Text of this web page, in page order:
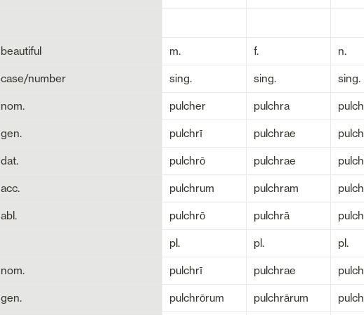
beautiful m. f. n.
case/number sing. sing. sing.
nom. pulcher pulchra
gen. pulchrī pulchrae
dat. pulchrō pulchrae
acc. pulchrum pulchram
abl. pulchrō pulchrā
pl. pl. pl.
nom. pulchrī pulchrae
gen. pulchrōrum pulchrārum